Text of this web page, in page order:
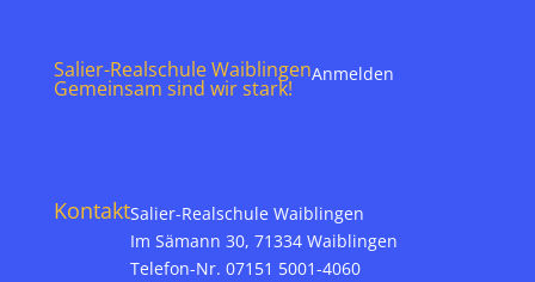
Salier-Realschule Waiblingen
Gemeinsam sind wir stark!
Anmelden
KontaktSalier-Realschule Waiblingen
Im Sämann 30, 71334 Waiblingen
Telefon-Nr. 07151 5001-4060